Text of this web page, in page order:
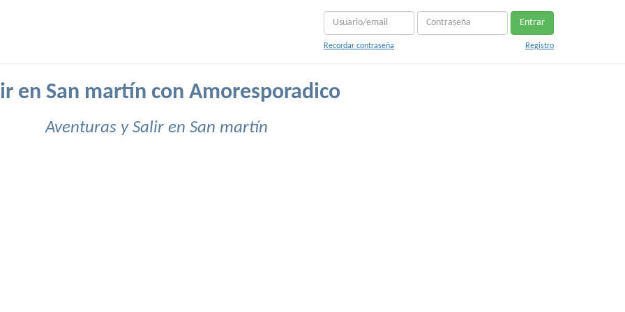
Entrar
Recordar contraseña Registro
en San martín con Amoresporadico
Aventuras y Salir en San martín